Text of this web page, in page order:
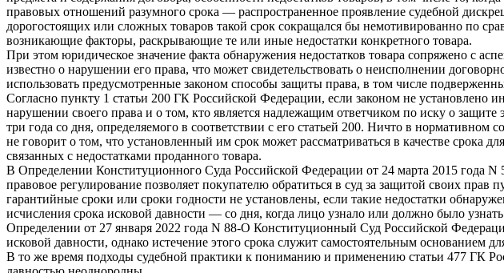
правовых отношений разумного срока — распространенное проявление судебной
дорогостоящих или сложных товаров такой срок сокращался бы немотивированно по
возникающие факторы, раскрывающие те или иные недостатки конкретного товара.
При этом юридическое значение факта обнаружения недостатков товара сопряжено с
известно о нарушении его права, что может свидетельствовать о неисполнении
использовать предусмотренные законом способы защиты права, в том числе
Согласно пункту 1 статьи 200 ГК Российской Федерации, если законом не установлено
нарушении своего права и о том, кто является надлежащим ответчиком по иску о
три года со дня, определяемого в соответствии с его статьей 200. Ничто в
не говорит о том, что установленный им срок может рассматриваться в качестве
связанных с недостатками проданного товара.
В Определении Конституционного Суда Российской Федерации от 24 марта 2015 года
правовое регулирование позволяет покупателю обратиться в суд за защитой своих
гарантийные сроки или сроки годности не установлены, если такие недостатки
исчисления срока исковой давности — со дня, когда лицо узнало или должно было
Определении от 27 января 2022 года N 88-О Конституционный Суд Российской
исковой давности, однако истечение этого срока служит самостоятельным основанием
В то же время подходы судебной практики к пониманию и применению статьи 477 ГК